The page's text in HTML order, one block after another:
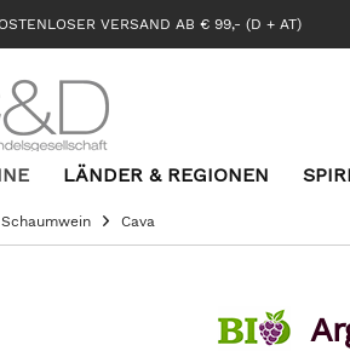
VERSAND AB € 99,- (D + AT)
LÄNDER & REGIONEN
Schaumwein Cava